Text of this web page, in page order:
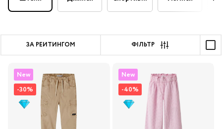
ЗА РЕЙТИНГОМ ФІЛЬТР
New
-30%
New
-40%